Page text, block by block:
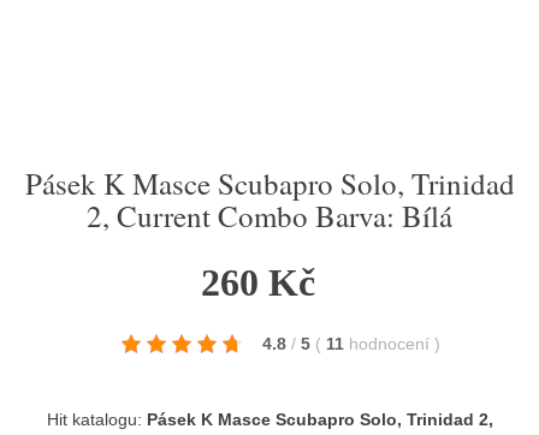
Pásek K Masce Scubapro Solo, Trinidad
2, Current Combo Barva: Bílá
260 Kč
4.8 / 5 ( 11 hodnocení )
Hit katalogu: Pásek K Masce Scubapro Solo, Trinidad 2,